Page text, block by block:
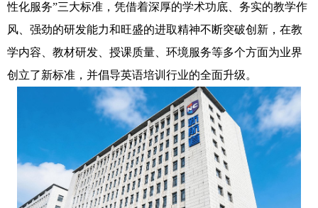
性化服务”三大标准，凭借着深厚的学术功底、务实的教学作
风、强劲的研发能力和旺盛的进取精神不断突破创新，在教
学内容、教材研发、授课质量、环境服务等多个方面为业界
创立了新标准，并倡导英语培训行业的全面升级。